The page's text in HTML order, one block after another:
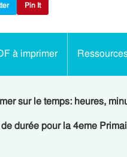
Pin It
à imprimer
sur le temps: heures,
durée pour la 4eme